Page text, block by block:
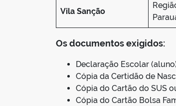
Vila Sanção
Os documentos exigidos:
Declaração Escolar
Cópia da Certidão de
Cópia do Cartão do SUS
Cópia do Cartão Bolsa